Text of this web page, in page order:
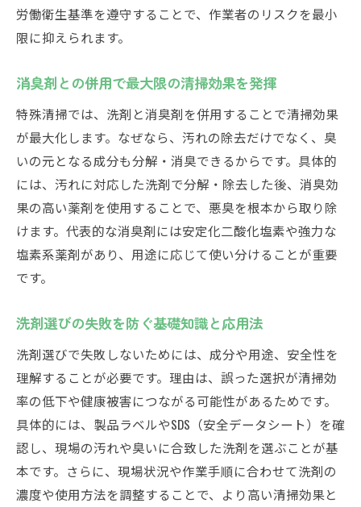
労働衛生基準を遵守することで、作業者のリスクを最小
限に抑えられます。
消臭剤との併用で最大限の清掃効果を発揮
特殊清掃では、洗剤と消臭剤を併用することで清掃効果
が最大化します。なぜなら、汚れの除去だけでなく、臭
いの元となる成分も分解・消臭できるからです。具体的
には、汚れに対応した洗剤で分解・除去した後、消臭効
果の高い薬剤を使用することで、悪臭を根本から取り除
けます。代表的な消臭剤には安定化二酸化塩素や強力な
塩素系薬剤があり、用途に応じて使い分けることが重要
です。
洗剤選びの失敗を防ぐ基礎知識と応用法
洗剤選びで失敗しないためには、成分や用途、安全性を
理解することが必要です。理由は、誤った選択が清掃効
率の低下や健康被害につながる可能性があるためです。
具体的には、製品ラベルやSDS（安全データシート）を確
認し、現場の汚れや臭いに合致した洗剤を選ぶことが基
本です。さらに、現場状況や作業手順に合わせて洗剤の
濃度や使用方法を調整することで、より高い清掃効果と